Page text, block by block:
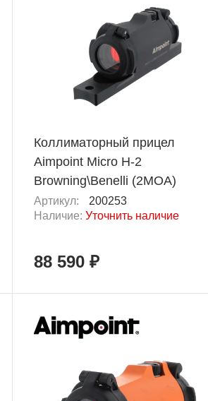
Коллиматорный прицел
Aimpoint Micro H-2
Browning\Benelli (2MOA)
Артикул:
200253
Наличие: Уточнить наличие
88 590 ₽